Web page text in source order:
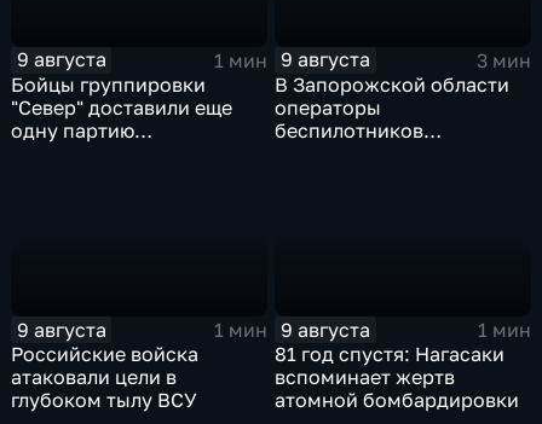
9 августа
1 мин
Бойцы группировки
"Север" доставили еще
одну партию
9 августа
3 мин
В Запорожской области
операторы
беспилотников
9 августа
1 мин
Российские войска
атаковали цели в
глубоком тылу ВСУ
9 августа
1 мин
81 год спустя: Нагасаки
вспоминает жертв
атомной бомбардировки